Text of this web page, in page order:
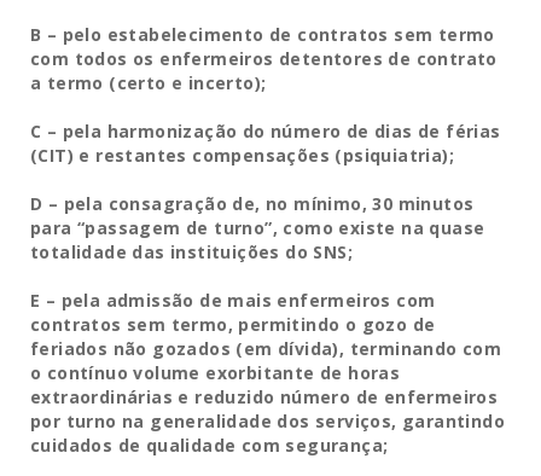
B – pelo estabelecimento de contratos sem termo
com todos os enfermeiros detentores de contrato
a termo (certo e incerto);
C – pela harmonização do número de dias de férias
(CIT) e restantes compensações (psiquiatria);
D – pela consagração de, no mínimo, 30 minutos
para “passagem de turno”, como existe na quase
totalidade das instituições do SNS;
E – pela admissão de mais enfermeiros com
contratos sem termo, permitindo o gozo de
feriados não gozados (em dívida), terminando com
o contínuo volume exorbitante de horas
extraordinárias e reduzido número de enfermeiros
por turno na generalidade dos serviços, garantindo
cuidados de qualidade com segurança;